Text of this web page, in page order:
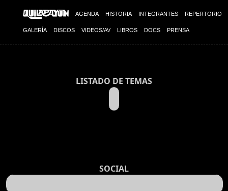
AGENDA HISTORIA INTEGRANTES REPERTORIO
GALERÍA DISCOS VIDEOS/AV LIBROS DOCS PRENSA
LISTADO DE TEMAS
SOCIAL